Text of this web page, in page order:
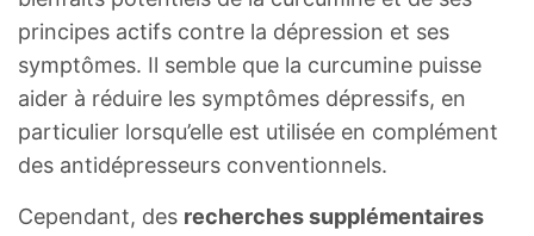
principes actifs contre la dépression et ses
symptômes. Il semble que la curcumine puisse
aider à réduire les symptômes dépressifs, en
particulier lorsqu’elle est utilisée en complément
des antidépresseurs conventionnels.
Cependant, des recherches supplémentaires